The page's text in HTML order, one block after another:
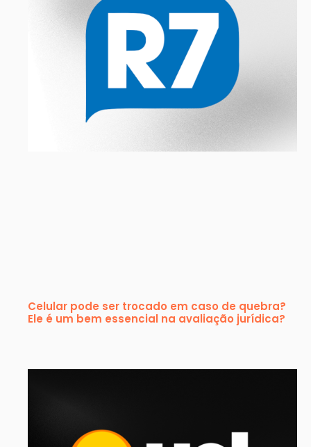
Celular pode ser trocado em caso de quebra?
Ele é um bem essencial na avaliação jurídica?